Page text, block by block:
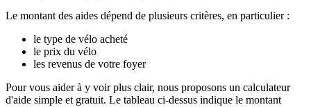
Le montant des aides dépend de plusieurs critères, en particulier :
le type de vélo acheté
le prix du vélo
les revenus de votre foyer
Pour vous aider à y voir plus clair, nous proposons un calculateur
d'aide simple et gratuit. Le tableau ci-dessus indique le montant